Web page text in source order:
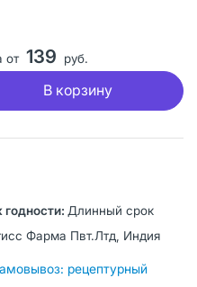
от 139 руб.
В корзину
Длинный срок
Фарма Пвт.Лтд, Индия
рецептурный